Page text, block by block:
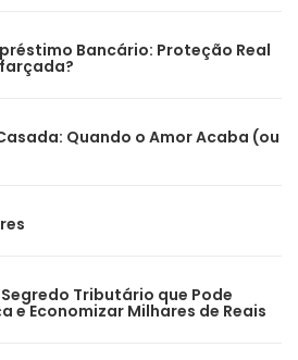
Bancário: Proteção Real
Quando o Amor Acaba (ou
Tributário que Pode
e Economizar Milhares de Reais